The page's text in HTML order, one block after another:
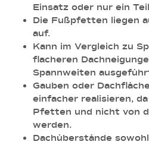
Einsatz oder nur ein
Die Fußpfetten liegen
auf.
Kann im Vergleich zu
flacheren
Spannweiten
Gauben oder
einfacher realisieren,
Pfetten und nicht von
werden.
Dachüberstände